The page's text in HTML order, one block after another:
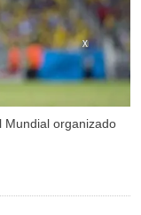
Mundial organizado
X